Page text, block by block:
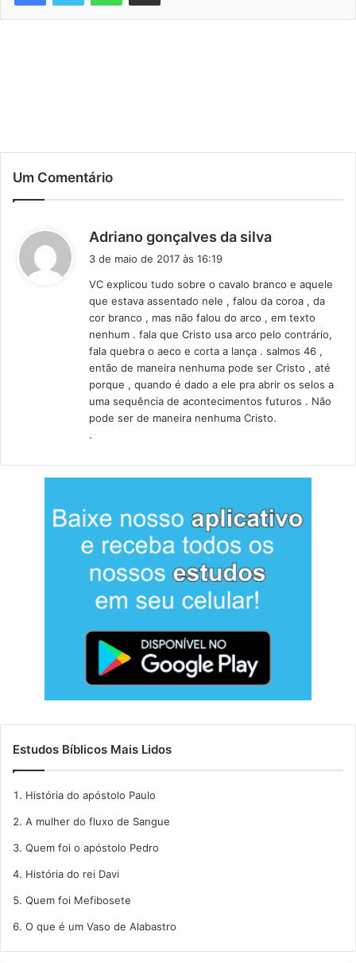
Um Comentário
Adriano gonçalves da silva
s
e
:
3 de maio de 2017 às 16:19
VC explicou tudo sobre o cavalo branco e aquele
que estava assentado nele , falou da coroa , da
cor branco , mas não falou do arco , em texto
nenhum . fala que Cristo usa arco pelo contrário,
fala quebra o aeco e corta a lança . salmos 46 ,
então de maneira nenhuma pode ser Cristo , até
porque , quando é dado a ele pra abrir os selos a
uma sequência de acontecimentos futuros . Não
pode ser de maneira nenhuma Cristo.
.
Estudos Bíblicos Mais Lidos
História do apóstolo Paulo
A mulher do fluxo de Sangue
Quem foi o apóstolo Pedro
História do rei Davi
Quem foi Mefibosete
O que é um Vaso de Alabastro